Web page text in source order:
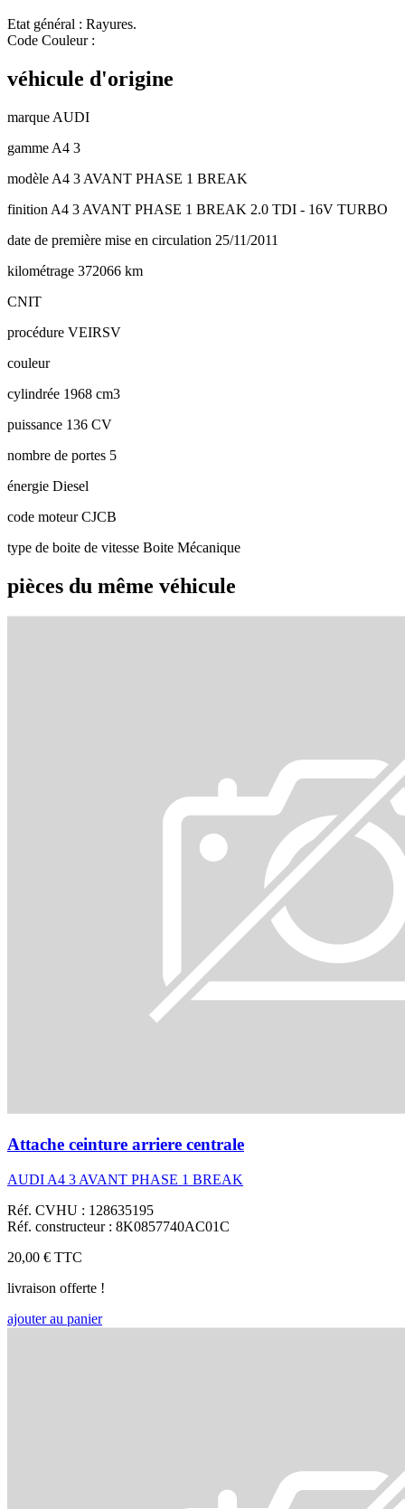
Etat général : Rayures.
Code Couleur :
véhicule d'origine
marque AUDI
gamme A4 3
modèle A4 3 AVANT PHASE 1 BREAK
finition A4 3 AVANT PHASE 1 BREAK 2.0 TDI - 16V TURBO
date de première mise en circulation 25/11/2011
kilométrage 372066 km
CNIT
procédure VEIRSV
couleur
cylindrée 1968 cm3
puissance 136 CV
nombre de portes 5
énergie Diesel
code moteurCJCB
type de boite de vitesse Boite Mécanique
pièces du même véhicule
Attache ceinture arriere centrale
AUDI A4 3 AVANT PHASE 1 BREAK
Réf. CVHU : 128635195
Réf. constructeur : 8K0857740AC01C
20,00 € TTC
livraison offerte !
ajouter au panier